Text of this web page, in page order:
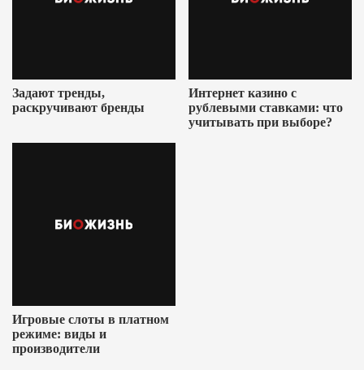
Задают тренды,
раскручивают бренды
Интернет казино с
рублевыми ставками: что
учитывать при выборе?
Игровые слоты в платном
режиме: виды и
производители